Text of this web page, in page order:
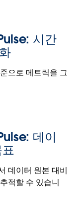
트릭 페이지에 표
에서 그룹
가하십시오. '팔
반영됩니다.
시간
으로 메트릭을 그
룹화
데이
데이터 원본 대비
적할 수 있습니